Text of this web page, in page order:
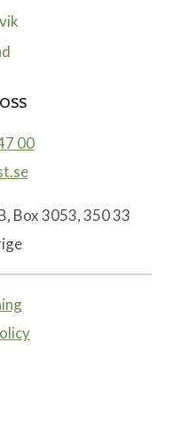
00
Box 3053, 350 33